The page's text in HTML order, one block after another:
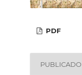
PDF
PUBLICADO